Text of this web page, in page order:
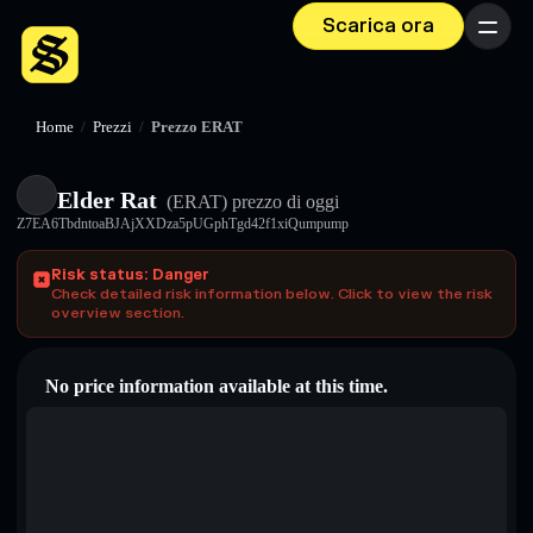
Scarica ora Menu
Home / Prezzi / Prezzo ERAT
Elder Rat (ERAT) prezzo di oggi
Z7EA6TbdntoaBJAjXXDza5pUGphTgd42f1xiQumpump
Risk status: Danger
Check detailed risk information below. Click to view the risk
overview section.
No price information available at this time.